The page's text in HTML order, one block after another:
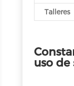
Talleres
uso de